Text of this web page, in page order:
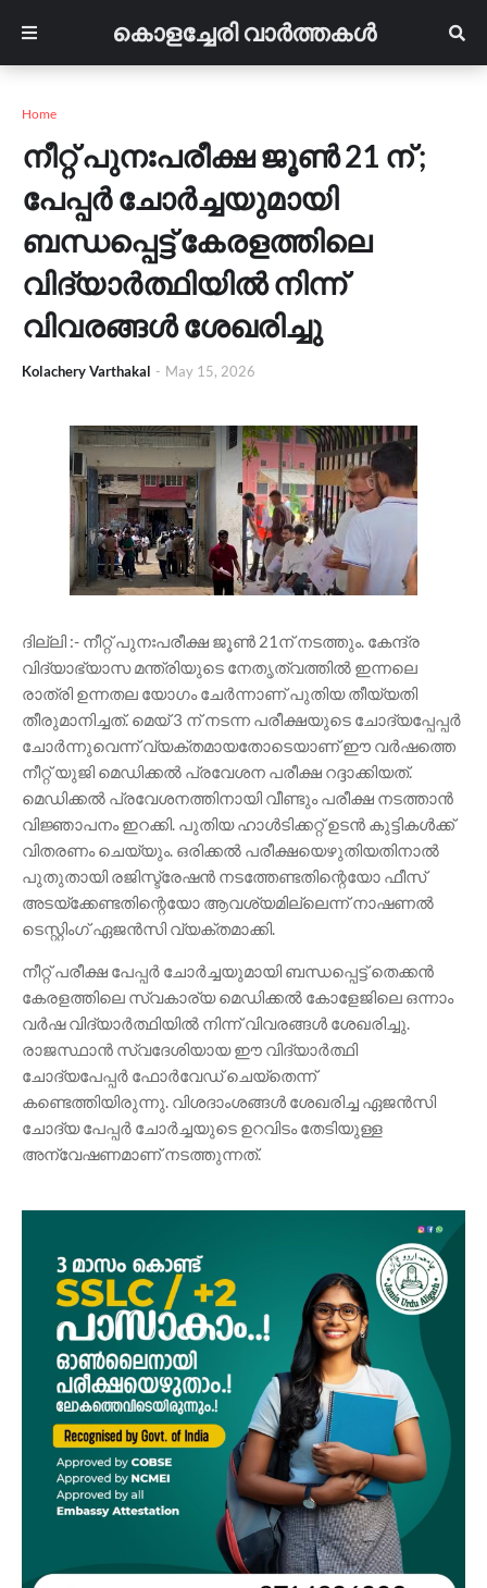
കൊളച്ചേരി വാർത്തകൾ
Home
നീറ്റ് പുനഃപരീക്ഷ ജൂൺ 21 ന് ;
പേപ്പർ ചോർച്ചയുമായി
ബന്ധപ്പെട്ട് കേരളത്തിലെ
വിദ്യാർത്ഥിയിൽ നിന്ന്
വിവരങ്ങൾ ശേഖരിച്ചു
Kolachery Varthakal - May 15, 2026
ദില്ലി :- നീറ്റ് പുനഃപരീക്ഷ ജൂൺ 21ന് നടത്തും. കേന്ദ്ര
വിദ്യാഭ്യാസ മന്ത്രിയുടെ നേതൃത്വത്തിൽ ഇന്നലെ
രാത്രി ഉന്നതല യോഗം ചേർന്നാണ് പുതിയ തീയ്യതി
തീരുമാനിച്ചത്. മെയ് 3 ന് നടന്ന പരീക്ഷയുടെ ചോദ്യപ്പേപ്പർ
ചോർന്നുവെന്ന് വ്യക്തമായതോടെയാണ് ഈ വർഷത്തെ
നീറ്റ് യുജി മെഡിക്കൽ പ്രവേശന പരീക്ഷ റദ്ദാക്കിയത്.
മെഡിക്കൽ പ്രവേശനത്തിനായി വീണ്ടും പരീക്ഷ നടത്താൻ
വിജ്ഞാപനം ഇറക്കി. പുതിയ ഹാൾടിക്കറ്റ് ഉടൻ കുട്ടികൾക്ക്
വിതരണം ചെയ്യും. ഒരിക്കൽ പരീക്ഷയെഴുതിയതിനാൽ
പുതുതായി രജിസ്ട്രേഷൻ നടത്തേണ്ടതിന്റെയോ ഫീസ്
അടയ്ക്കേണ്ടതിന്റെയോ ആവശ്യമില്ലെന്ന് നാഷണൽ
ടെസ്റ്റിംഗ് ഏജൻസി വ്യക്തമാക്കി.
നീറ്റ് പരീക്ഷ പേപ്പർ ചോർച്ചയുമായി ബന്ധപ്പെട്ട് തെക്കൻ
കേരളത്തിലെ സ്വകാര്യ മെഡിക്കൽ കോളേജിലെ ഒന്നാം
വർഷ വിദ്യാർത്ഥിയിൽ നിന്ന് വിവരങ്ങൾ ശേഖരിച്ചു.
രാജസ്ഥാൻ സ്വദേശിയായ ഈ വിദ്യാർത്ഥി
ചോദ്യപേപ്പർ ഫോർവേഡ് ചെയ്തെന്ന്
കണ്ടെത്തിയിരുന്നു. വിശദാംശങ്ങൾ ശേഖരിച്ച ഏജൻസി
ചോദ്യ പേപ്പർ ചോർച്ചയുടെ ഉറവിടം തേടിയുള്ള
അന്വേഷണമാണ് നടത്തുന്നത്.